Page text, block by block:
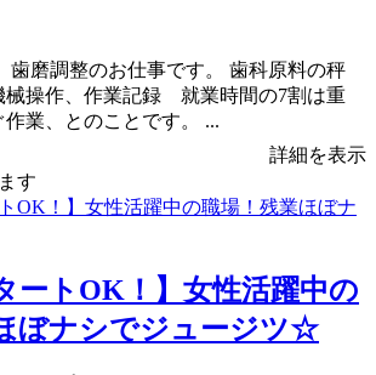
歯磨調整のお仕事です。 歯科原料の秤
械操作、作業記録 就業時間の7割は重
業、とのことです。 ...
詳細を表示
す
ートOK！】女性活躍中の
ぼナシでジュージツ☆